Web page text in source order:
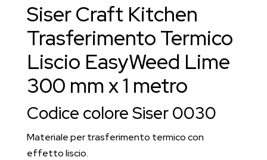
mm
x
metro
quantità
Siser Craft Kitchen
Trasferimento Termico
Liscio EasyWeed Lime
300 mm x 1 metro
Codice colore Siser 0030
Materiale per trasferimento termico con
effetto liscio.